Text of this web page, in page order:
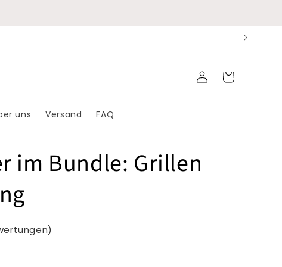
uns Versand FAQ
EinloggenWarenkorb
im Bundle: Grillen